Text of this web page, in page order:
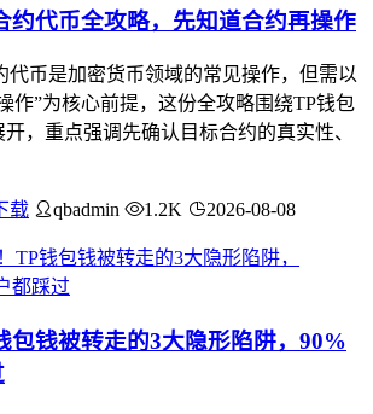
约代币全攻略，先知道合约再操作
代币是加密货币领域的常见操作，但需以
作”为核心前提，这份全攻略围绕TP钱包
，重点强调先确认目标合约的真实性、
载 qbadmin 1.2K 2026-08-08
包钱被转走的3大隐形陷阱，90%